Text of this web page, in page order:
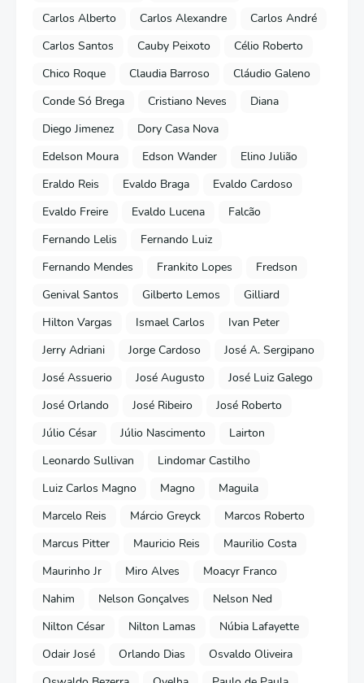
Carlos Alberto
Carlos Alexandre
Carlos André
Carlos Santos
Cauby Peixoto
Célio Roberto
Chico Roque
Claudia Barroso
Cláudio Galeno
Conde Só Brega
Cristiano Neves
Diana
Diego Jimenez
Dory Casa Nova
Edelson Moura
Edson Wander
Elino Julião
Eraldo Reis
Evaldo Braga
Evaldo Cardoso
Evaldo Freire
Evaldo Lucena
Falcão
Fernando Lelis
Fernando Luiz
Fernando Mendes
Frankito Lopes
Fredson
Genival Santos
Gilberto Lemos
Gilliard
Hilton Vargas
Ismael Carlos
Ivan Peter
Jerry Adriani
Jorge Cardoso
José A. Sergipano
José Assuerio
José Augusto
José Luiz Galego
José Orlando
José Ribeiro
José Roberto
Júlio César
Júlio Nascimento
Lairton
Leonardo Sullivan
Lindomar Castilho
Luiz Carlos Magno
Magno
Maguila
Marcelo Reis
Márcio Greyck
Marcos Roberto
Marcus Pitter
Mauricio Reis
Maurilio Costa
Maurinho Jr
Miro Alves
Moacyr Franco
Nahim
Nelson Gonçalves
Nelson Ned
Nilton César
Nilton Lamas
Núbia Lafayette
Odair José
Orlando Dias
Osvaldo Oliveira